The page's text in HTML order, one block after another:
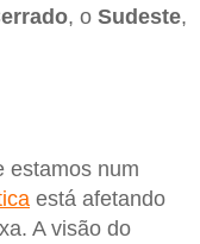
, o Sudeste,
estamos num
está afetando
A visão do